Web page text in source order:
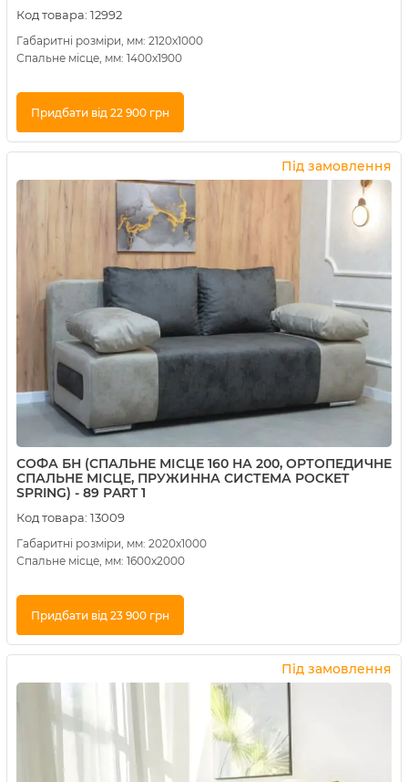
Код товара: 12992
Габаритні розміри, мм: 2120х1000
Спальне місце, мм: 1400х1900
Придбати від 22 900 грн
Купити в 1 клік
Під замовлення
СОФА БН (СПАЛЬНЕ МІСЦЕ 160 НА 200, ОРТОПЕДИЧНЕ
СПАЛЬНЕ МІСЦЕ, ПРУЖИННА СИСТЕМА POCKET
SPRING) - 89 РART 1
Код товара: 13009
Габаритні розміри, мм: 2020х1000
Спальне місце, мм: 1600х2000
Придбати від 23 900 грн
Купити в 1 клік
Під замовлення